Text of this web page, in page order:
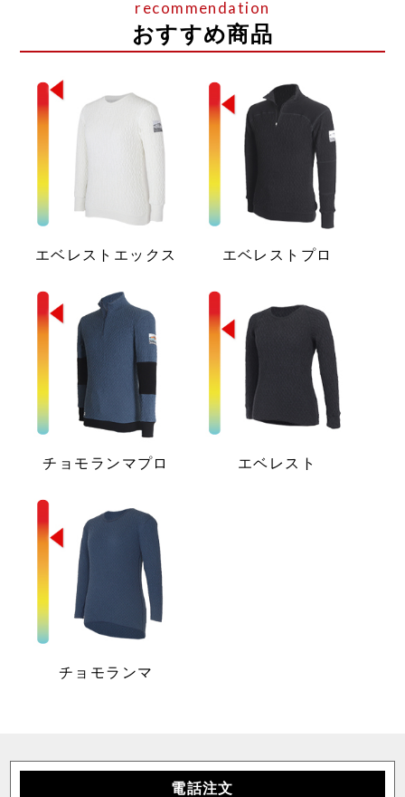
おすすめ商品
エベレストエックス エベレストプロ
チョモランマプロ エベレスト
チョモランマ
電話注文